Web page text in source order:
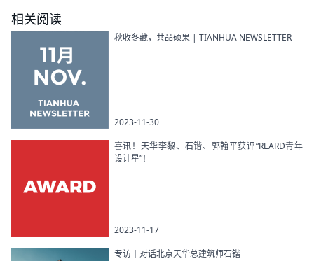
相关阅读
秋收冬藏，共品硕果 | TIANHUA NEWSLETTER
2023-11-30
喜讯！天华李黎、石锴、郭翰平获评“REARD青年
设计星”！
2023-11-17
专访丨对话北京天华总建筑师石锴